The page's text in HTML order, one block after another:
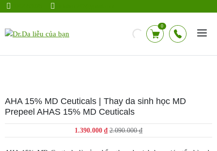
Chuyển
dung
0
AHA 15% MD Ceuticals | Thay da sinh học MD
Prepeel AHAS 15% MD Ceuticals
2.090.000₫
Giá
gốc
là:
1.390.000₫ Giá
hiện
tại